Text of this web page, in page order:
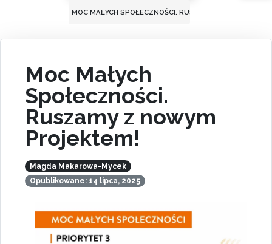
MOC MAŁYCH SPOŁECZNOŚCI. RUSZAMY Z NOWYM
Moc Małych
Społeczności.
Ruszamy z nowym
Projektem!
Magda Makarowa-Mycek
Opublikowane: 14 lipca, 2025